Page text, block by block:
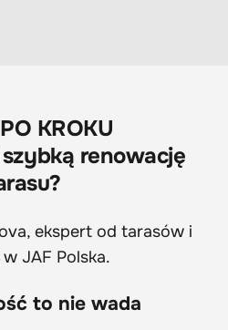
KROKU
renowację
ekspert od tarasów i
JAF Polska.
to nie wada